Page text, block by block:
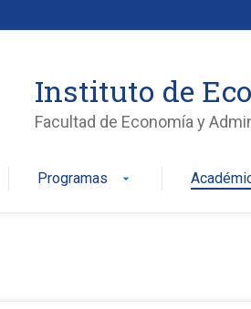
Instituto de
Facultad de Economía y
Programas arrow_drop_down